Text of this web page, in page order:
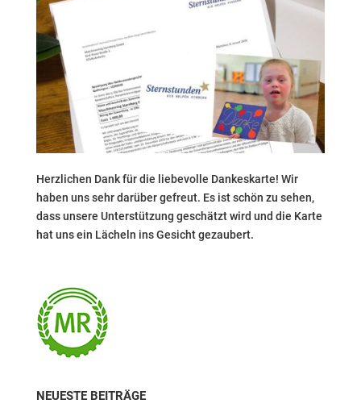
Herzlichen Dank für die liebevolle Dankeskarte! Wir
haben uns sehr darüber gefreut. Es ist schön zu sehen,
dass unsere Unterstützung geschätzt wird und die Karte
hat uns ein Lächeln ins Gesicht gezaubert.
NEUESTE BEITRÄGE